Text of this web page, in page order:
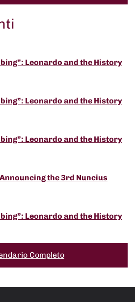
Leonardo and the History
Leonardo and the History
Leonardo and the History
the 3rd Nuncius
Leonardo and the History
Completo